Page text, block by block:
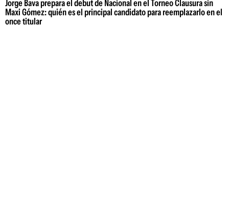
Jorge Bava prepara el debut de Nacional en el Torneo Clausura sin
Maxi Gómez: quién es el principal candidato para reemplazarlo en el
once titular